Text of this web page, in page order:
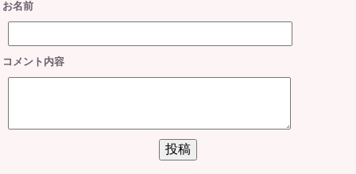
お名前
コメント内容